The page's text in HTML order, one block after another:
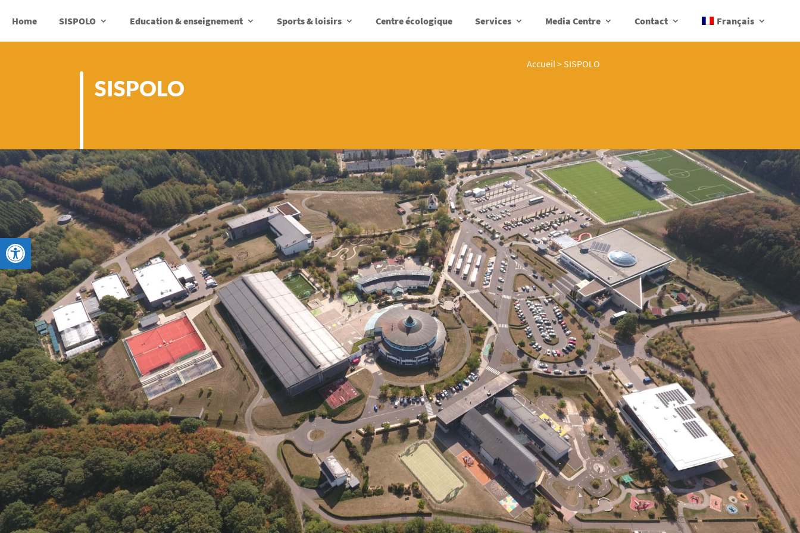
Home SISPOLO Education & enseignement Sports & loisirs Centre écologique Services Media Centre Contact Français
SISPOLO
Accueil> SISPOLO
Ouvrir la barre d’outils